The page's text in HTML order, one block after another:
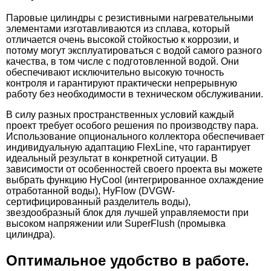
64.939
Курна мраморная КМ08
72.362
Курна мраморная КМ09
9.400
Кран для турецкой бани (хамам) Morelli
Sferetto Chromato, хромированная латунь
37.600
Дверь для хамам Диана 80x200
39.200
Купол Сфера для хаммам Ruspanel Ø 1500
мм
24.916
Светильник мраморный угловой Talc МС09
24.916
Светильник мраморный угловой Talc МС08
Паровые цилиндры с резистивными нагревательными
элементами изготавливаются из сплава, который
отличается очень высокой стойкостью к коррозии, и
потому могут эксплуатироваться с водой самого разного
качества, в том числе с подготовленной водой. Они
обеспечивают исключительно высокую точность
контроля и гарантируют практически непрерывную
работу без необходимости в техническом обслуживании.
В силу разных пространственных условий каждый
проект требует особого решения по производству пара.
Использование опционального коллектора обеспечивает
индивидуальную адаптацию FlexLine, что гарантирует
идеальный результат в конкретной ситуации. В
зависимости от особенностей своего проекта вы можете
выбрать функцию HyCool (интегрированное охлаждение
отработанной воды), HyFlow (DVGW-
сертифицированный разделитель воды),
звездообразный блок для лучшей управляемости при
высоком напряжении или SuperFlush (промывка
цилиндра).
Оптимальное удобство в работе.